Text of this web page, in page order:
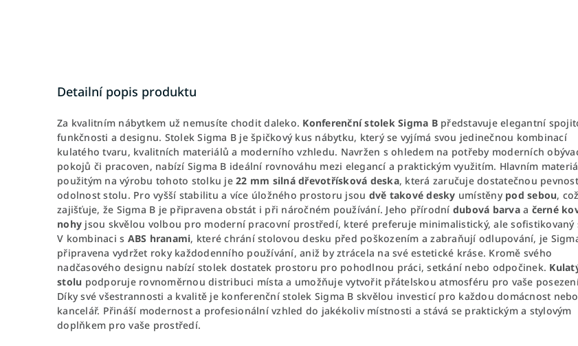
Detailní popis produktu
Za kvalitním nábytkem už nemusíte chodit daleko. Konferenční stolek Sigma Bpředstavuje elegantní
funkčnosti a designu. Stolek Sigma B je špičkový kus nábytku, který se vyjímá svou jedinečnou kombinací
kulatého tvaru, kvalitních materiálů a moderního vzhledu. Navržen s ohledem na potřeby moderních
pokojů či pracoven, nabízí Sigma B ideální rovnováhu mezi elegancí a praktickým využitím. Hlavním
použitým na výrobu tohoto stolku je 22 mm silná dřevotřísková deska, která zaručuje dostatečnou
odolnost stolu. Pro vyšší stabilitu a více úložného prostoru jsou dvě takové desky umístěny pod sebou, což
zajišťuje, že Sigma B je připravena obstát i při náročném používání. Jeho přírodní dubová barvaa černé
nohy jsou skvělou volbou pro moderní pracovní prostředí, které preferuje minimalistický, ale sofistikovaný
V kombinaci s ABS hranami, které chrání stolovou desku před poškozením a zabraňují odlupování, je
připravena vydržet roky každodenního používání, aniž by ztrácela na své estetické kráse. Kromě svého
nadčasového designu nabízí stolek dostatek prostoru pro pohodlnou práci, setkání nebo odpočinek.
stolu podporuje rovnoměrnou distribuci místa a umožňuje vytvořit přátelskou atmosféru pro vaše
Díky své všestrannosti a kvalitě je konferenční stolek Sigma B skvělou investicí pro každou domácnost nebo
kancelář. Přináší modernost a profesionální vzhled do jakékoliv místnosti a stává se praktickým a stylovým
doplňkem pro vaše prostředí.